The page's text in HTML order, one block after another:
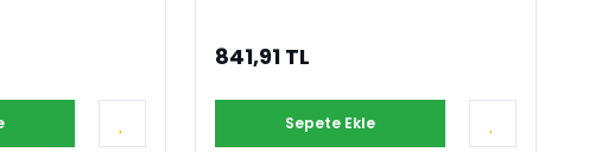
841,91 TL
Sepete Ekle